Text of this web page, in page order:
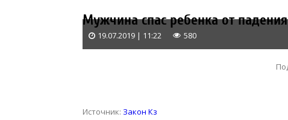
Мужчина спас ребенка от
19.07.2019 | 11:22 580
Источник: Закон Кз